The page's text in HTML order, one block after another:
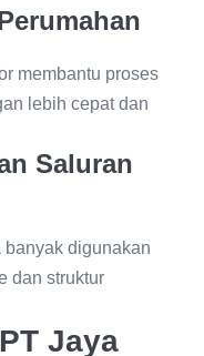
membantu proses
lebih cepat dan
Saluran
digunakan
dan struktur
Jaya